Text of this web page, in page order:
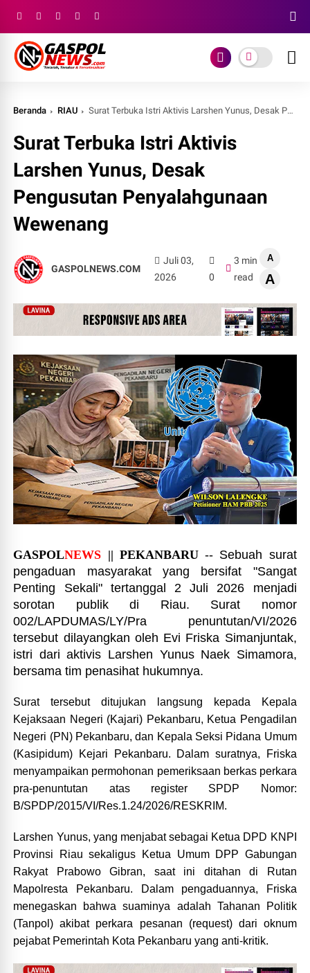
Beranda RIAU Surat Terbuka Istri Aktivis Larshen Yunus, Desak Pengusutan Penyalahgunaan Wewenang
Surat Terbuka Istri Aktivis
Larshen Yunus, Desak
Pengusutan Penyalahgunaan
Wewenang
GASPOLNEWS.COM
Juli 03,
2026
0
3 min
read
A
A
GASPOLNEWS || PEKANBARU-- Sebuah surat
pengaduan masyarakat yang bersifat "Sangat
Penting Sekali" tertanggal 2 Juli 2026 menjadi
sorotan publik di Riau. Surat nomor
002/LAPDUMAS/LY/Pra penuntutan/VI/2026
tersebut dilayangkan oleh Evi Friska Simanjuntak,
istri dari aktivis Larshen Yunus Naek Simamora,
bersama tim penasihat hukumnya.
Surat tersebut ditujukan langsung kepada Kepala
Kejaksaan Negeri (Kajari) Pekanbaru, Ketua Pengadilan
Negeri (PN) Pekanbaru, dan Kepala Seksi Pidana Umum
(Kasipidum) Kejari Pekanbaru. Dalam suratnya, Friska
menyampaikan permohonan pemeriksaan berkas perkara
pra-penuntutan atas register SPDP Nomor:
B/SPDP/2015/VI/Res.1.24/2026/RESKRIM.
Larshen Yunus, yang menjabat sebagai Ketua DPD KNPI
Provinsi Riau sekaligus Ketua Umum DPP Gabungan
Rakyat Prabowo Gibran, saat ini ditahan di Rutan
Mapolresta Pekanbaru. Dalam pengaduannya, Friska
menegaskan bahwa suaminya adalah Tahanan Politik
(Tanpol) akibat perkara pesanan (request) dari oknum
pejabat Pemerintah Kota Pekanbaru yang anti-kritik.